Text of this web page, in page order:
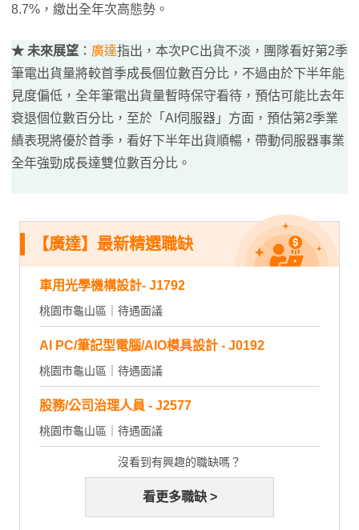
8.7%，繳出全年次高態勢。
★ 未來展望 ： 廣達指出，本次PC出貨不淡，團隊看好第2季
筆電出貨量將較首季成長個位數百分比，不過由於下半年能
見度偏低，全年筆電出貨量暫時保守看待，預估可能比去年
衰退個位數百分比，至於「AI伺服器」方面，預估第2季業
績表現將優於首季，看好下半年出貨順暢，帶動伺服器事業
全年強勁成長達雙位數百分比。
【廣達】最新精選職缺
車用光學機構設計- J1792
桃園市龜山區｜待遇面議
AI PC/筆記型電腦/AIO模具設計 - J0192
桃園市龜山區｜待遇面議
股務/公司治理人員 - J2577
桃園市龜山區｜待遇面議
沒看到有興趣的職缺嗎？
看更多職缺 >